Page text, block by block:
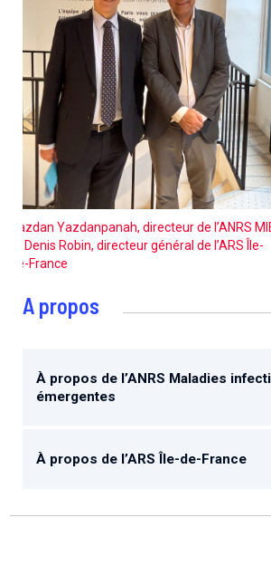
Yazdan Yazdanpanah, directeur de l’ANRS
et Denis Robin, directeur général de l’ARS Île-
de-France
A propos
À propos de l’ANRS Maladies
émergentes
À propos de l’ARS Île-de-France